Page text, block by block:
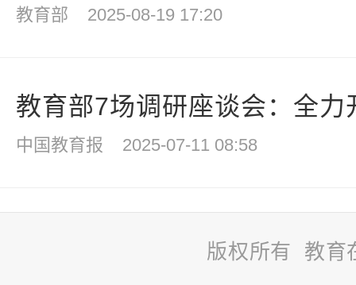
教育部 2025-08-19 17:20
教育部7场调研座谈会：全
中国教育报 2025-07-11 08:58
版权所有 教育